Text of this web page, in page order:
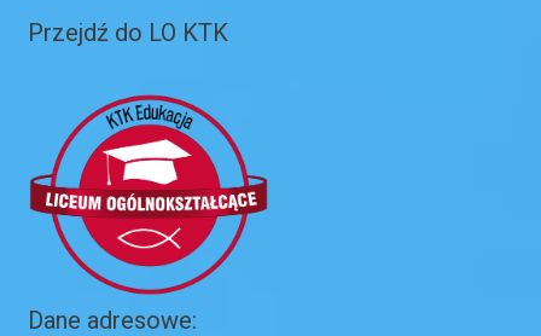
Przejdź do LO KTK
Dane adresowe: